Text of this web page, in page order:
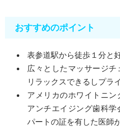
おすすめのポイント
表参道駅から徒歩１分と
広々としたマッサージチ
リラックスできるしプラ
アメリカのホワイトニ
アンチエイジング歯科学
パートの証を有した医師